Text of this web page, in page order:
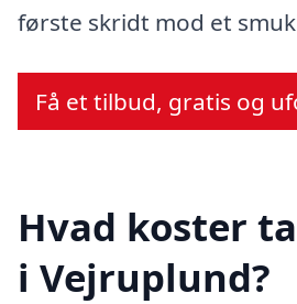
første skridt mod et
Få et tilbud, gratis og
Hvad koster
i Vejruplund?